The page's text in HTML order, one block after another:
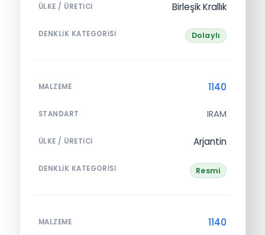
ÜLKE / ÜRETICI Birleşik Krallık
DENKLIK KATEGORISI Dolaylı
MALZEME 1140
STANDART IRAM
ÜLKE / ÜRETICI Arjantin
DENKLIK KATEGORISI Resmi
MALZEME 1140